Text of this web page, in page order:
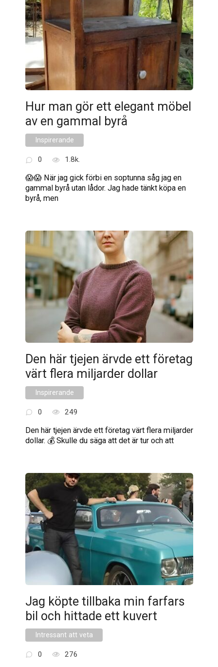
Hur man gör ett elegant möbel
av en gammal byrå
Inspirerande
0 1.8k.
😱😱 När jag gick förbi en soptunna såg jag en
gammal byrå utan lådor. Jag hade tänkt köpa en
byrå, men
Den här tjejen ärvde ett företag
värt flera miljarder dollar
Inspirerande
0 249
Den här tjejen ärvde ett företag värt flera miljarder
dollar. 💰 Skulle du säga att det är tur och att
Jag köpte tillbaka min farfars
bil och hittade ett kuvert
Intressant att veta
0 276